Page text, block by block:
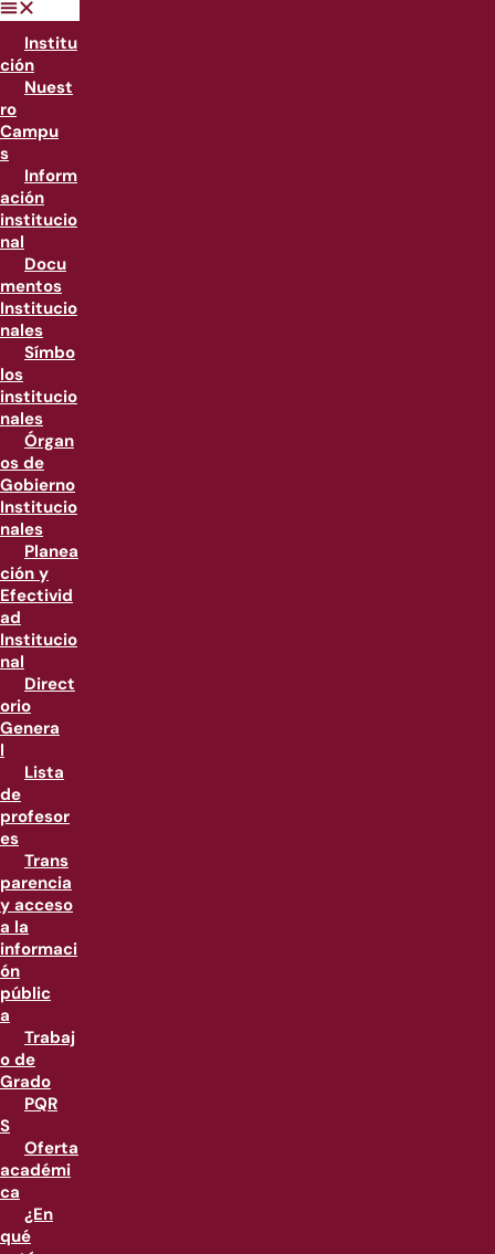
Institu
ción
Nuest
ro
Campu
s
Inform
ación
institucio
nal
Docu
mentos
Institucio
nales
Símbo
los
institucio
nales
Órgan
os de
Gobierno
Institucio
nales
Planea
ción y
Efectivid
ad
Institucio
nal
Direct
orio
Genera
l
Lista
de
profesor
es
Trans
parencia
y acceso
a la
informaci
ón
públic
a
Trabaj
o de
Grado
PQR
S
Oferta
académi
ca
¿En
qué